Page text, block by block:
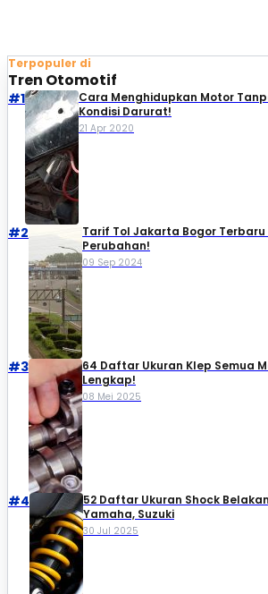
Terpopuler di
Tren Otomotif
#1
Cara Menghidupkan Motor
Kondisi Darurat!
21 Apr 2020
#2
Tarif Tol Jakarta Bogor Terbaru
Perubahan!
09 Sep 2024
#3
64 Daftar Ukuran Klep Semua
Lengkap!
08 Mei 2025
#4
52 Daftar Ukuran Shock
Yamaha, Suzuki​
30 Jul 2025